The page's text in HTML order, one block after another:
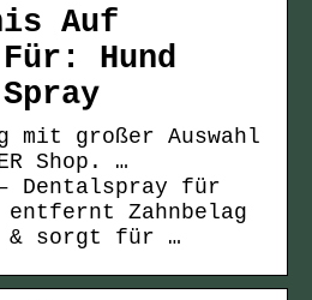
Auf
Hund
mit großer Auswahl
Shop. …
– Dentalspray für
entfernt Zahnbelag
& sorgt für …